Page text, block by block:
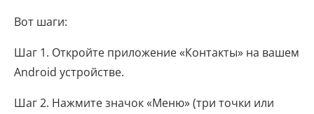
Вот шаги:
Шаг 1. Откройте приложение «Контакты» на вашем
Android устройстве.
Шаг 2. Нажмите значок «Меню» (три точки или